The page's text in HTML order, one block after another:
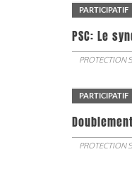
PARTICIPATIF
PSC: Le
PROTECTION
PARTICIPATIF
PROTECTION